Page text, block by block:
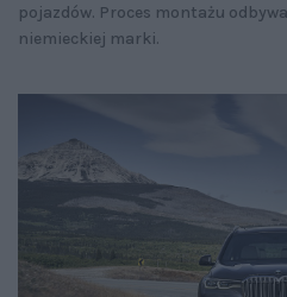
pojazdów. Proces montażu
niemieckiej marki.